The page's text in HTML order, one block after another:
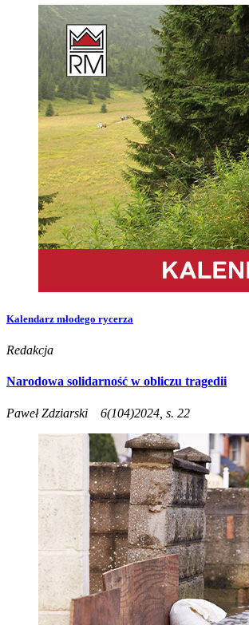
Kalendarz młodego rycerza
Redakcja
Narodowa solidarność w obliczu tragedii
Paweł Zdziarski 6(104)2024, s. 22